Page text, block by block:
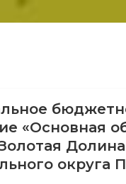
«Основная
округа